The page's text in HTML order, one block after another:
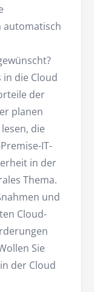
automatisch
die Cloud
der
planen
die
IT-
in der
Thema.
und
Cloud-
Sie
der Cloud